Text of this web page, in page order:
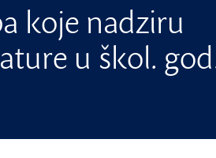
koje nadziru
u škol.